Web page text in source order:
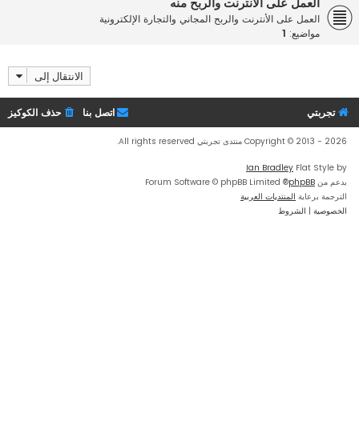
العمل على الانترنت والربح منه
العمل على الأنترنت والربح المجاني والتجارة الإلكترونية
مواضيع: 1
الانتقال إلى
تجربتي حذف الكوكيز اتصل بنا
Copyright © 2013 - 2026 منتدى تجربتي All rights reserved.
Flat Style by
Ian Bradley
بدعم من phpBB
® Forum Software © phpBB Limited
الترجمة برعاية المنتديات العربية
الخصوصية | الشروط